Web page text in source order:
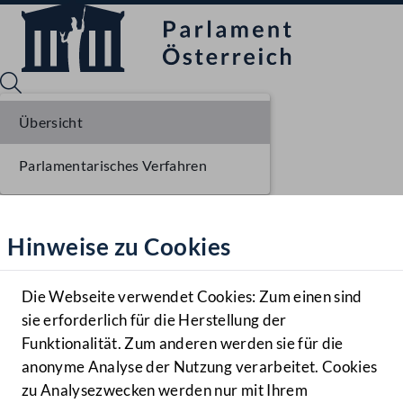
Hilfe
Benutzer
Navigationsmenü öffnen
MENÜ
Hinweise zu Cookies
Die Webseite verwendet Cookies: Zum einen sind
sie erforderlich für die Herstellung der
Funktionalität. Zum anderen werden sie für die
anonyme Analyse der Nutzung verarbeitet. Cookies
zu Analysezwecken werden nur mit Ihrem
Übersicht
Parlamentarisches Verfahren